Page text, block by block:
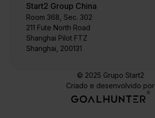
Start2 Group China
Room 368, Sec. 302
211 Fute North Road
Shanghai Pilot FTZ
Shanghai, 200131
© 2025 Grupo Start2
Criado e desenvolvido por